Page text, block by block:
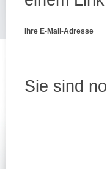
Ihre E-Mail-Adresse
Sie sind